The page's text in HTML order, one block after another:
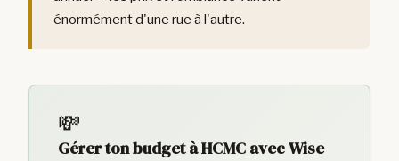
énormément d'une rue à l'autre.
💸
Gérer ton budget à HCMC avec Wise